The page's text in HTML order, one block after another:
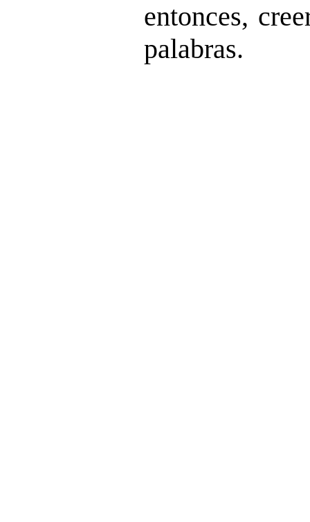
entonces,
palabras.